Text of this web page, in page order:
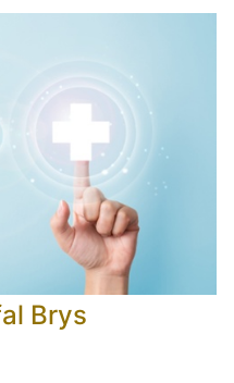
Brys